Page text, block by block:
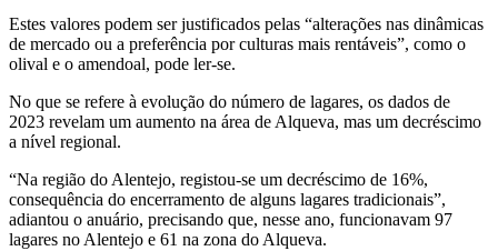
Estes valores podem ser justificados pelas “alterações nas dinâmicas
de mercado ou a preferência por culturas mais rentáveis”, como o
olival e o amendoal, pode ler-se.
No que se refere à evolução do número de lagares, os dados de
2023 revelam um aumento na área de Alqueva, mas um decréscimo
a nível regional.
“Na região do Alentejo, registou-se um decréscimo de 16%,
consequência do encerramento de alguns lagares tradicionais”,
adiantou o anuário, precisando que, nesse ano, funcionavam 97
lagares no Alentejo e 61 na zona do Alqueva.